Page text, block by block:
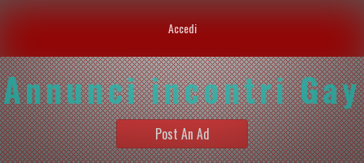
Accedi
Annunci incontri Gay
Post An Ad